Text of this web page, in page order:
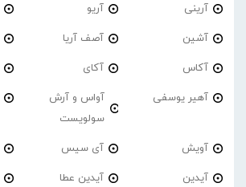
آرینی آریو
آشین آصف آریا
آکاس آکای
آهیر یوسفی
آواس و آرش
سولویست
آویش آی سیس
آیدین آیدین عطا